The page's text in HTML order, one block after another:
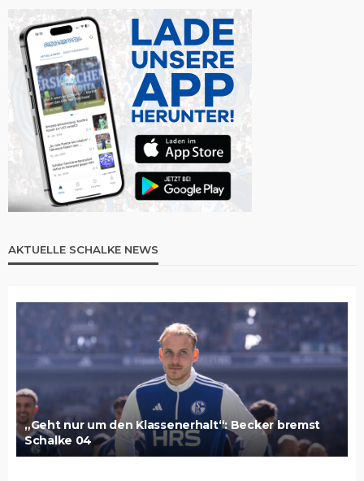
AKTUELLE SCHALKE NEWS
„Geht nur um den Klassenerhalt“: Becker bremst
Schalke 04